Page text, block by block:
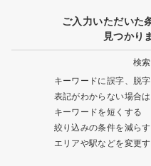
ご入力いただいた
見つかり
検
キーワードに誤字、脱
表記がわからない場合
キーワードを短くする
絞り込みの条件を減ら
エリアや駅などを変更